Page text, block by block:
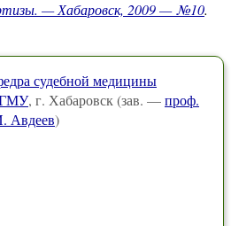
— Хабаровск, 2009 — №10.
судебной медицины
, г. Хабаровск (зав. —проф.
Авдеев)